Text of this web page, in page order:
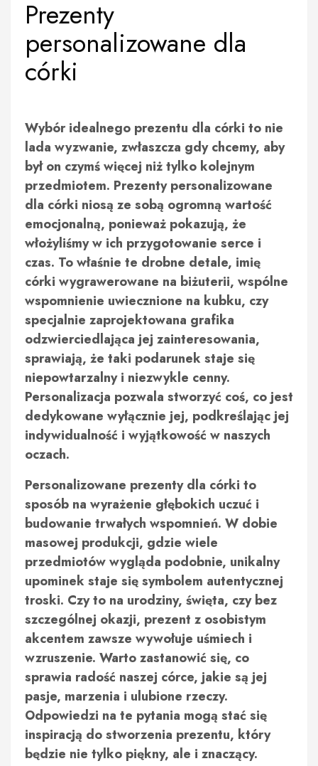
Prezenty
personalizowane dla
córki
Wybór idealnego prezentu dla córki to nie
lada wyzwanie, zwłaszcza gdy chcemy, aby
był on czymś więcej niż tylko kolejnym
przedmiotem. Prezenty personalizowane
dla córki niosą ze sobą ogromną wartość
emocjonalną, ponieważ pokazują, że
włożyliśmy w ich przygotowanie serce i
czas. To właśnie te drobne detale, imię
córki wygrawerowane na biżuterii, wspólne
wspomnienie uwiecznione na kubku, czy
specjalnie zaprojektowana grafika
odzwierciedlająca jej zainteresowania,
sprawiają, że taki podarunek staje się
niepowtarzalny i niezwykle cenny.
Personalizacja pozwala stworzyć coś, co jest
dedykowane wyłącznie jej, podkreślając jej
indywidualność i wyjątkowość w naszych
oczach.
Personalizowane prezenty dla córki to
sposób na wyrażenie głębokich uczuć i
budowanie trwałych wspomnień. W dobie
masowej produkcji, gdzie wiele
przedmiotów wygląda podobnie, unikalny
upominek staje się symbolem autentycznej
troski. Czy to na urodziny, święta, czy bez
szczególnej okazji, prezent z osobistym
akcentem zawsze wywołuje uśmiech i
wzruszenie. Warto zastanowić się, co
sprawia radość naszej córce, jakie są jej
pasje, marzenia i ulubione rzeczy.
Odpowiedzi na te pytania mogą stać się
inspiracją do stworzenia prezentu, który
będzie nie tylko piękny, ale i znaczący.